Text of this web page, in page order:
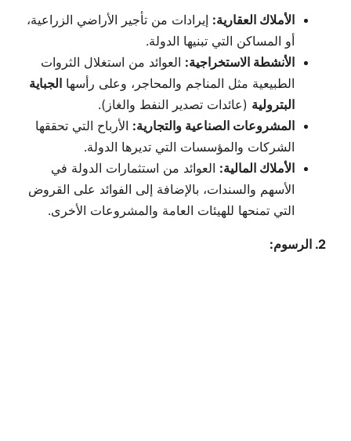
الأملاك العقارية: إيرادات من تأجير الأراضي الزراعية،
أو المساكن التي تبنيها الدولة.
الأنشطة الاستخراجية: العوائد من استغلال الثروات
الطبيعية مثل المناجم والمحاجر، وعلى رأسها الجباية
البترولية (عائدات تصدير النفط والغاز).
المشروعات الصناعية والتجارية: الأرباح التي تحققها
الشركات والمؤسسات التي تديرها الدولة.
الأملاك المالية: العوائد من استثمارات الدولة في
الأسهم والسندات، بالإضافة إلى الفوائد على القروض
التي تمنحها للهيئات العامة والمشروعات الأخرى.
2. الرسوم: